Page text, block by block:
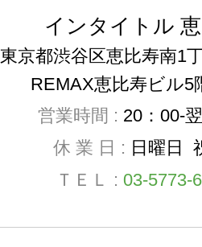
インタイトル
東京都渋谷区恵比寿南1
REMAX恵比寿ビル5
営業時間 : 20：00-
休 業 日 : 日曜日
ＴＥＬ : 03-5773-